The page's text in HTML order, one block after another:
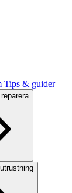
Tips & guider